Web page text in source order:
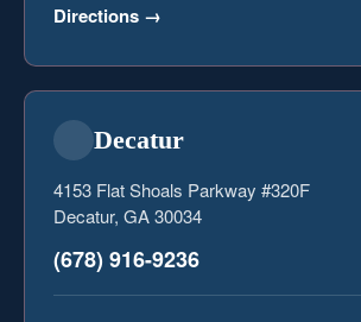
Directions →
Decatur
4153 Flat Shoals Parkway #320F
Decatur, GA 30034
(678) 916-9236